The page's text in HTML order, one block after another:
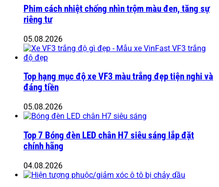
Phim cách nhiệt chống nhìn trộm màu đen, tăng sự
riêng tư
05.08.2026
Top hạng mục độ xe VF3 màu trắng đẹp tiện nghi và
đáng tiền
05.08.2026
Top 7 Bóng đèn LED chân H7 siêu sáng lắp đặt
chính hãng
04.08.2026